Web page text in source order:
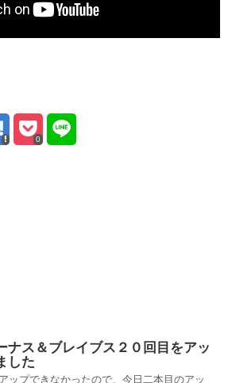
0
ナス＆ブレイブス２０回目をアッ
した
ップできなかったので、今日二本目のアッ